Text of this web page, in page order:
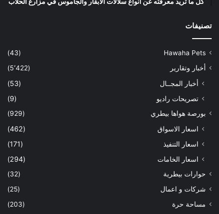
تصنيفات
Hawaha Pets
(43)
أخبار وتقارير
(5٬422)
أخبار المجــال
(53)
تصريحات راديو
(9)
بورصة هواها بيطري (929)
اسعار الاسواق
(462)
اسعار التنفيذ
(171)
اسعار الخامات
(294)
حوارات بيطرية
(32)
شركات و اعمال
(25)
مساحة حرة
(203)